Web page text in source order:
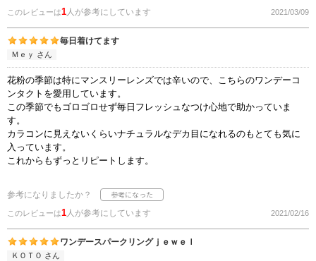
このレビューは1人が参考にしています 2021/03/09
毎日着けてます
Ｍｅｙ さん
花粉の季節は特にマンスリーレンズでは辛いので、こちらのワンデーコ
ンタクトを愛用しています。
この季節でもゴロゴロせず毎日フレッシュなつけ心地で助かっていま
す。
カラコンに見えないくらいナチュラルなデカ目になれるのもとても気に
入っています。
これからもずっとリピートします。
参考になりましたか？
このレビューは1人が参考にしています 2021/02/16
ワンデースパークリングｊｅｗｅｌ
ＫＯＴＯ さん